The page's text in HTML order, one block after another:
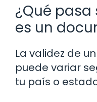
¿Qué
es un
La validez de
puede variar
tu país o